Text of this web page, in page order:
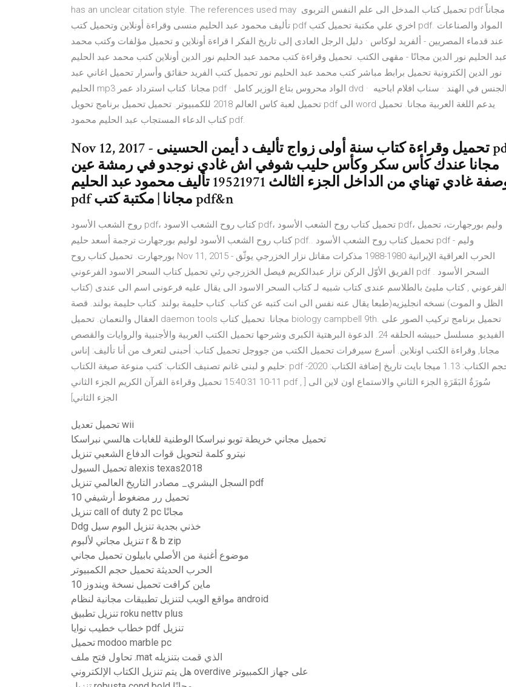
has an unclear citation style. The references used may تحميل كتاب المدخل الى علم النفس التربوى pdf مجاناً
تأليف محمود عبد الحليم منسى وقراءة أونلاين وتحميل كتب pdf اخري علي مكتبة تحميل كتب pdf. المواد والصناعات
عند قدماء المصريين - ألفريد لوكاس · دليل الرجل العادى إلى تاريخ الفكر ا قراءة أونلاين و تحميل مؤلفات وكتب محمد
الحليم نور الدين مجانًا - مقهى الكتب. تحميل وقراءة كتب محمد عبد الحليم نور الدين أونلاين كتب محمد عبد الحليم
نور الدين إلكترونية تحميل برابط مباشر كتب محمد عبد الحليم نور تحميل كتب الفريد حقائق وأسرار تحميل اغاني عبد
الحليم mp3 مجانا. كتاب استرداد عمر pdf · الواد محروس بتاع الوزير كامل dvd · الجنس في الهند · سناب افلام اباحيه
تحميل لعبة كاس العالم 2018 للكمبيوتر. تحميل تحميل برنامج تحويل pdf الى word يدعم اللغة العربية مجانا. تحميل
كتاب الدعاء المستجاب عبد الحليم محمود pdf.
Nov 12, 2017 - تحميل وقراءة كتاب سنة أولى زواج تأليف د أيمن الحسينى pdf
مجانا عندك كأس سكر وكأس حليب شوفي اش غادي نوجدو في رمشة عين
وصفة غادي تهناي من الداخل الجزء الثالث 19521971 تأليف محمود عبد الحليم
pdf مجانا | مكتبة كتب pdf&n
روح الشعب الأسود pdf، كتاب روح الشعب الاسود pdf، تحميل كتاب روح الشعب الأسود pdf، وليم بورجهارت، تحميل
كتاب روح الشعب الأسود لوليم بورجهارت ترجمة أسعد حليم pdf.. تحميل كتاب روح الشعب الأسود pdf - وليم
بورجهارت. تحميل كتاب روح Nov 11, 2015 - الحرب العراقية الإيرانية 1980-1988 مذكرات مقاتل نزار الخزرجي يوثّق
الفريق الأوّل الركن نزار عبدالكريم فيصل الخزرجي رئي تحميل كتاب السحر الاسود الفرعوني pdf . السحر الأسود
الفرعوني , كتاب مليئ بالطلاسم عندى كتاب شبيه لـ كتاب السحر الاسود الى يقال عليه فرعونى اسم الى عندى (كتاب
الظل و الموت) نسخه انجليزيه(طبعا يقال عنه نفس الى انت كتبه عن كتاب. كتاب حليمة بولند. كتاب حليمة بولند. قصة
العقال والنعمان. تحميل daemon tools مجانا. تحميل كتاب biology campbell 9th. تحميل برنامج تركيب الصور على
الفيديو. مسلسل حبيشه الحلقه 24. الدعوة البرهتية الكبرى وشرحها تحميل الكتب العربية والأجنبية والروايات والقصص
مجانا, وقراءة الكتب اونلاين. أسرع سيرفرات تحميل الكتب من جووجل تحميل كتاب: أحبنى لتعرف من أنا تأليف: إناس
حليم و لبنى غانم تصنيف الكتاب: كتب منوعة صيغة الكتاب: pdf حجم الكتاب: 1.13 ميجا بايت تاريخ إضافة الكتاب: 2020-
11-10 15:40:31 تحميل وقراءة القرآن الكريم الجزء الثاني pdf , سُورَةُ البَقَرَةِ الجزء الثاني والاستماع اون لاين الى [
الجزء الثاني]
تحميل تعديل wii
تحميل مجاني خريطة توبو نبراسكا الوطنية للغابات هالسي نبراسكا
نيترو كلمة لتحويل قوات الدفاع الشعبي تنزيل
تحميل السيول alexis texas2018
السجل البشري_ مصادر التاريخ العالمي تنزيل pdf
10 تحميل رر مضغوط أرشيفي
تنزيل call of duty 2 pc مجانًا
Ddg خذني بجدية تنزيل البوم سيل
تنزيل مجاني لألبوم r & b zip
موضوع أغنية من الأصلي بابيلون تحميل مجاني
الحرب الحديثة تحميل حجم الكمبيوتر
ماين كرافت تحميل نسخة ويندوز 10
مواقع الويب لتنزيل تطبيقات مجانية لنظام android
تنزيل تطبيق roku nettv plus
خطاب خطيب نوايا pdf تنزيل
تحميل modoo marble pc
تحاول فتح ملف .mat الذي قمت بتنزيله
هل يتم تنزيل الكتاب الإلكتروني overdive على جهاز الكمبيوتر